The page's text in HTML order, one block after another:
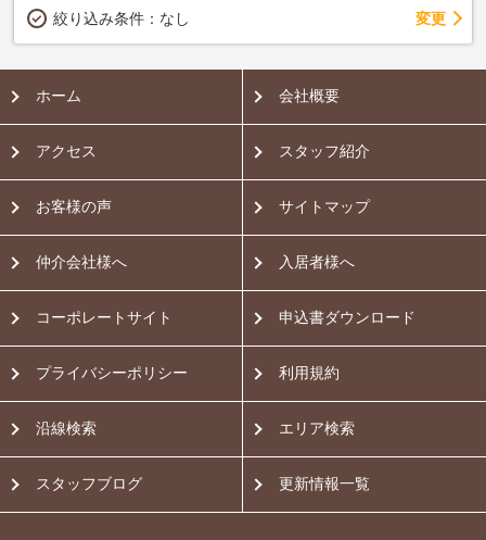
絞り込み条件： なし 変更
ホーム 会社概要
アクセス スタッフ紹介
お客様の声 サイトマップ
仲介会社様へ 入居者様へ
コーポレートサイト 申込書ダウンロード
プライバシーポリシー 利用規約
沿線検索 エリア検索
スタッフブログ 更新情報一覧